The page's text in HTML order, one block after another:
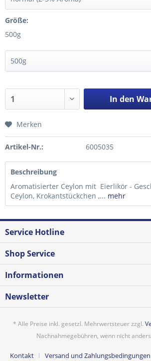
Größe:
500g
In den
Merken
Artikel-Nr.: 6005035
Beschreibung
Aromatisierter Ceylon mit Eierlikör -
Ceylon, Krokantstückchen ,... mehr
Service Hotline
Shop Service
Informationen
Newsletter
* Alle Preise inkl. gesetzl. Mehrwertsteuer zzgl.
Nachnahmegebühren, wenn nicht
Kontakt Versand und Zahlungsbedingungen